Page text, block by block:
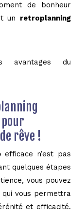
de bonheur
un retroplanning
rêve !
efficace n’est pas
quelques étapes
vous pouvez
vous permettra
et efficacité.